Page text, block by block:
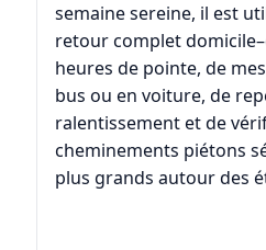
semaine sereine, il est
retour complet
heures de pointe, de
bus ou en voiture, de
ralentissement et de
cheminements piétons
plus grands autour des